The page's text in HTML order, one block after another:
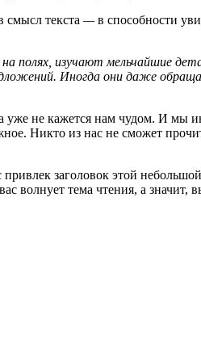
текста —в способности
полях, изучают мельчайшие
Иногда они даже
не кажется нам чудом. И мы
Никто из нас не сможет
заголовок этой
волнует тема чтения, а